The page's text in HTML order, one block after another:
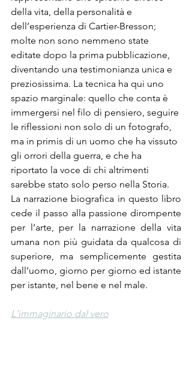
della vita, della personalità e
dell’esperienza di Cartier-Bresson;
molte non sono nemmeno state
editate dopo la prima pubblicazione,
diventando una testimonianza unica e
preziosissima. La tecnica ha qui uno
spazio marginale: quello che conta è
immergersi nel filo di pensiero, seguire
le riflessioni non solo di un fotografo,
ma in primis di un uomo che ha vissuto
gli orrori della guerra, e che ha
riportato la voce di chi altrimenti
sarebbe stato solo perso nella Storia.
La narrazione biografica in questo libro
cede il passo alla passione dirompente
per l’arte, per la narrazione della vita
umana non più guidata da qualcosa di
superiore, ma semplicemente gestita
dall’uomo, giorno per giorno ed istante
per istante, nel bene e nel male.
L'immaginario dal vero